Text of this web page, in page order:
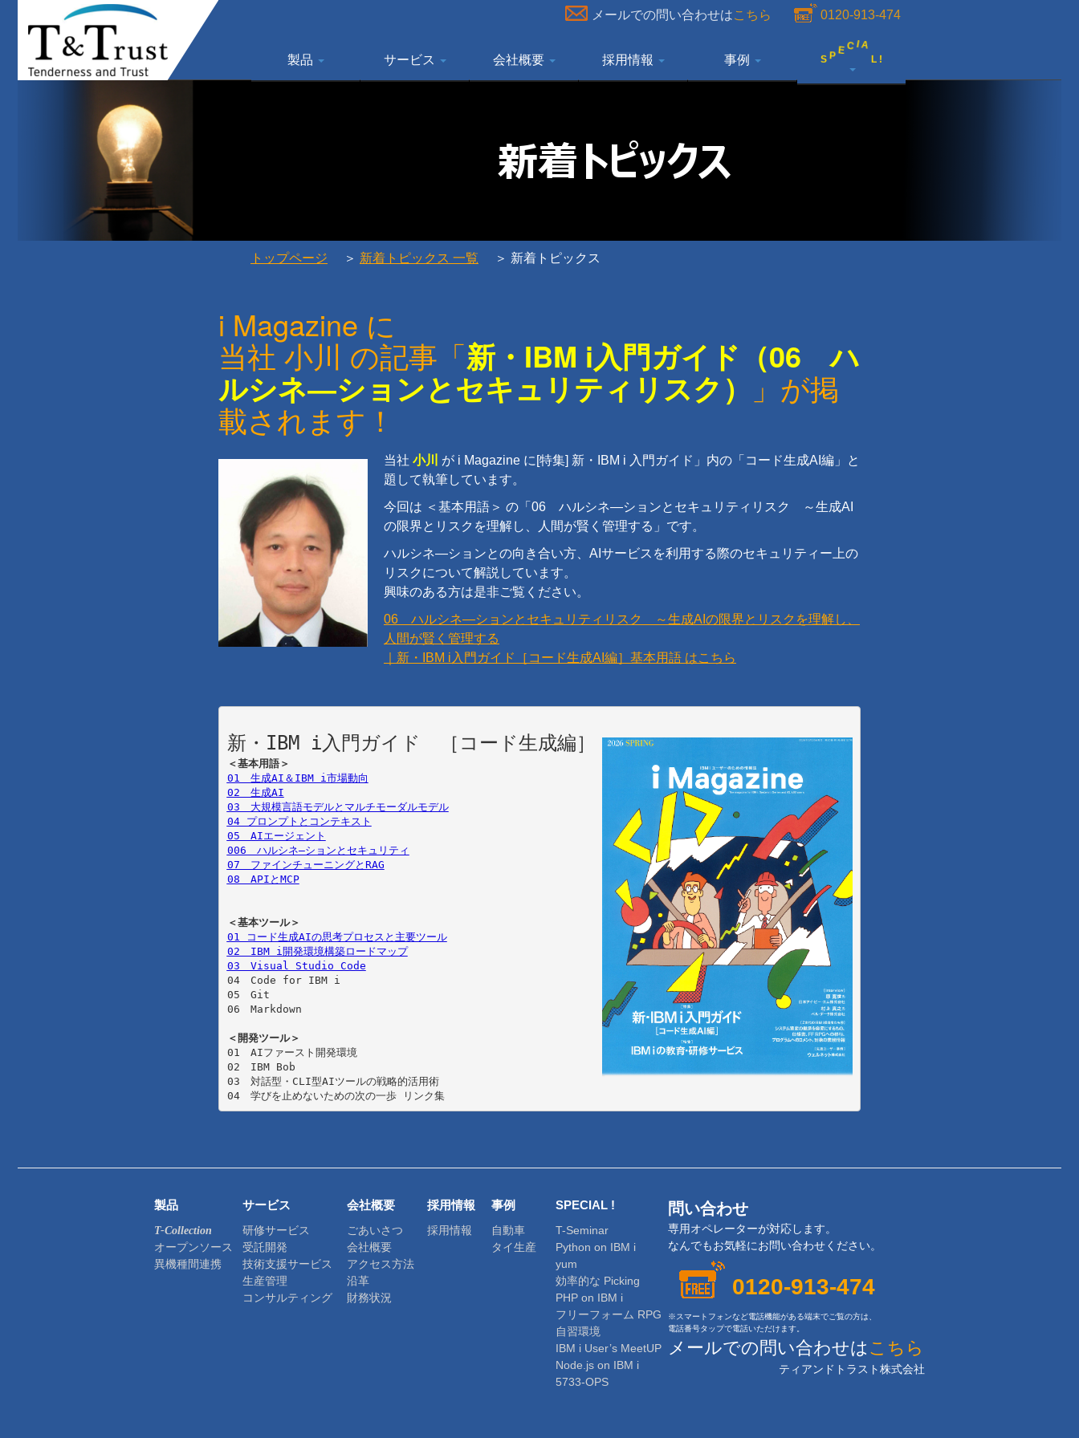
メールでの問い合わせはこちら 0120-913-474
製品 サービス 会社概要 採用情報 事例
P E
トップページ ＞ 新着トピックス 一覧 ＞ 新着トピックス
i Magazine に
当社 小川 の記事「新・IBM i入門ガイド（06 ハ
ルシネ―ションとセキュリティリスク） 」が掲
載されます！
当社 小川 が i Magazine に[特集] 新・IBM i 入門ガイド」内の「コード生成AI編」と
題して執筆しています。
今回は ＜基本用語＞ の「06 ハルシネ―ションとセキュリティリスク ～生成AI
の限界とリスクを理解し、人間が賢く管理する」です。
ハルシネ―ションとの向き合い方、AIサービスを利用する際のセキュリティー上の
リスクについて解説しています。
興味のある方は是非ご覧ください。
06 ハルシネ―ションとセキュリティリスク ～生成AIの限界とリスクを理解し、
人間が賢く管理する
｜新・IBM i入門ガイド［コード生成AI編］基本用語 はこちら
新・IBM i入門ガイド　［コード生成編］
＜基本用語＞
01　生成AI＆IBM i市場動向
02　生成AI
03　大規模言語モデルとマルチモーダルモデル
04 プロンプトとコンテキスト
05　AIエージェント
006　ハルシネ―ションとセキュリティ
07　ファインチューニングとRAG
08　APIとMCP
＜基本ツール＞
01 コード生成AIの思考プロセスと主要ツール
02　IBM i開発環境構築ロードマップ
03　Visual Studio Code
04　Code for IBM i
05　Git
06　Markdown
＜開発ツール＞
01　AIファースト開発環境
02　IBM Bob
03　対話型・CLI型AIツールの戦略的活用術
04　学びを止めないための次の一歩 リンク集
製品
T-Collection
オープンソース
異機種間連携
サービス
研修サービス
受託開発
技術支援サービス
生産管理
コンサルティング
会社概要
ごあいさつ
会社概要
アクセス方法
沿革
財務状況
採用情報
採用情報
事例
自動車
タイ生産
SPECIAL !
T-Seminar
Python on IBM i
yum
効率的な Picking
PHP on IBM i
フリーフォーム RPG
自習環境
IBM i User’s MeetUP
Node.js on IBM i
5733-OPS
問い合わせ
専用オペレーターが対応します。
なんでもお気軽にお問い合わせください。
0120-913-474
※スマートフォンなど電話機能がある端末でご覧の方は、
電話番号タップで電話いただけます。
メールでの問い合わせは こちら
ティアンドトラスト株式会社